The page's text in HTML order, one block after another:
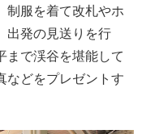
服を着て改札やホ
出発の見送りを行
まで渓谷を堪能して
などをプレゼントす